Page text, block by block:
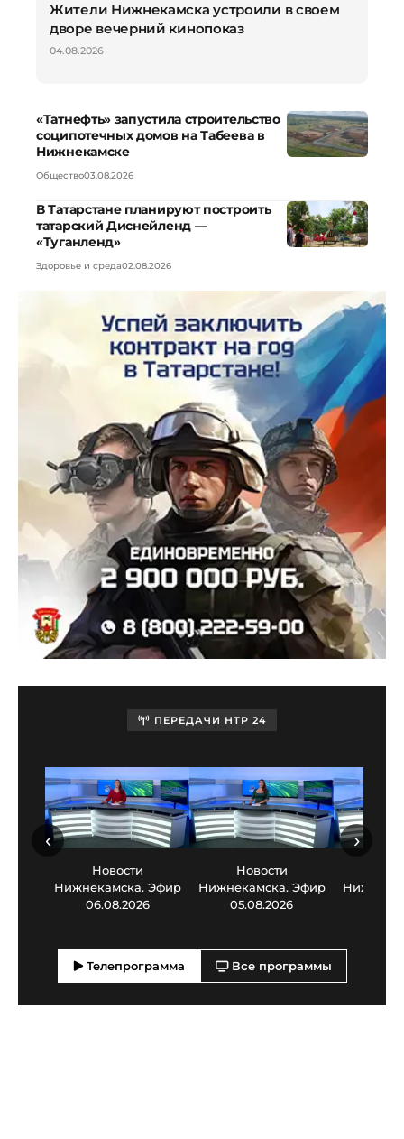
Жители Нижнекамска устроили в своем
дворе вечерний кинопоказ
04.08.2026
«Татнефть» запустила строительство
соципотечных домов на Табеева в
Нижнекамске
Общество03.08.2026
В Татарстане планируют построить
татарский Диснейленд —
«Туганленд»
Здоровье и среда02.08.2026
ПЕРЕДАЧИ НТР 24
Новости
Нижнекамска. Эфир
06.08.2026
Новости
Нижнекамска. Эфир
05.08.2026
‹ ›
Телепрограмма Все программы